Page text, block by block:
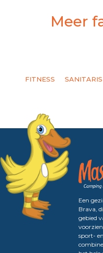
Meer
FITNESS SANITARIS
Een
Brava,
gebied
sport-